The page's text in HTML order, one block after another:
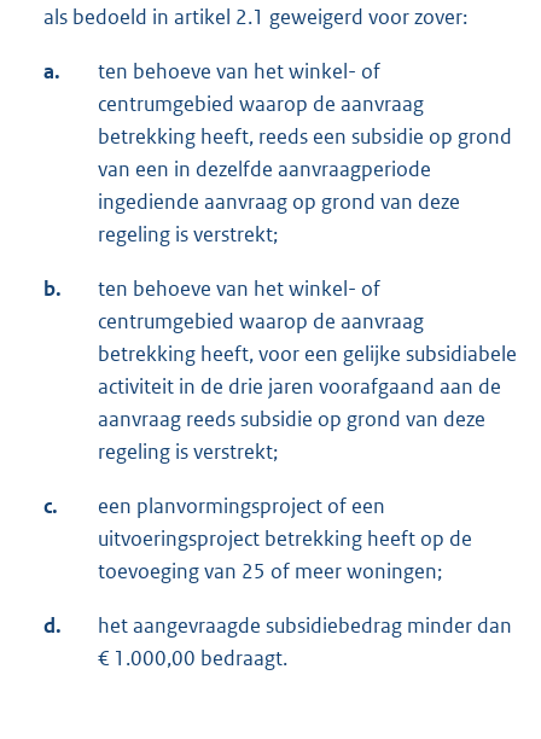
als bedoeld in artikel 2.1 geweigerd voor zover:
a.
ten behoeve van het winkel- of
centrumgebied waarop de aanvraag
betrekking heeft, reeds een subsidie op grond
van een in dezelfde aanvraagperiode
ingediende aanvraag op grond van deze
regeling is verstrekt;
b.
ten behoeve van het winkel- of
centrumgebied waarop de aanvraag
betrekking heeft, voor een gelijke subsidiabele
activiteit in de drie jaren voorafgaand aan de
aanvraag reeds subsidie op grond van deze
regeling is verstrekt;
c.
een planvormingsproject of een
uitvoeringsproject betrekking heeft op de
toevoeging van 25 of meer woningen;
d.
het aangevraagde subsidiebedrag minder dan
€ 1.000,00 bedraagt.